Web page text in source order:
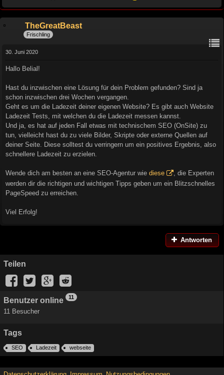
TheGreatBeast
Frischling
30. Juni 2020
Hallo Belial!
Hast du inzwischen eine Lösung für dein Problem gefunden? Sind ja
schon inzwischen drei Wochen vergangen.
Geht es um die Ladezeit deiner eigenen Website? Es gibt auch Website
Ladezeit Tests, mit welchen du die Ladezeit messen kannst.
Und ja, es hat auf jeden Fall etwas mit technischem SEO (OnSite) zu
tun, vielleicht hast du zu viele Bilder, Skripte oder externe Quellen auf
deiner Seite. Diese solltest du verringern um ein positives Ergebnis, also
schnellere Ladezeit zu erzielen.
Wende dich am besten an eine SEO-Agentur wie diese
, die Experten
werden dir die richtigen und wichtigen Tipps geben um ein Blitzschnelles
PageSpeed zu erreichen.
Viel Erfolg!
Antworten
Teilen
Benutzer online 11
11 Besucher
Tags
SEO Ladezeit webseite